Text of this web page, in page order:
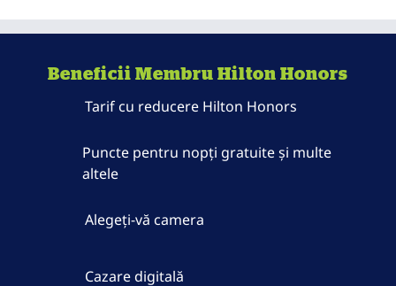
Beneficii Membru Hilton Honors
Tarif cu reducere Hilton Honors
Puncte pentru nopți gratuite și multe
altele
Alegeți-vă camera
Cazare digitală